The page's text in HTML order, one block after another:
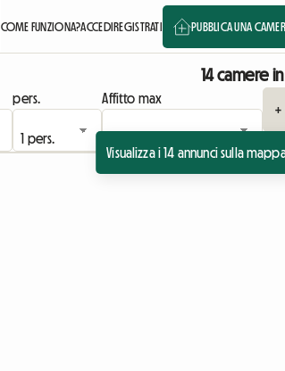
COME FUNZIONA?ACCEDIREGISTRATI PUBBLICA UNA
14 camere
pers.
Affitto max
Visualizza i 14 annunci sulla